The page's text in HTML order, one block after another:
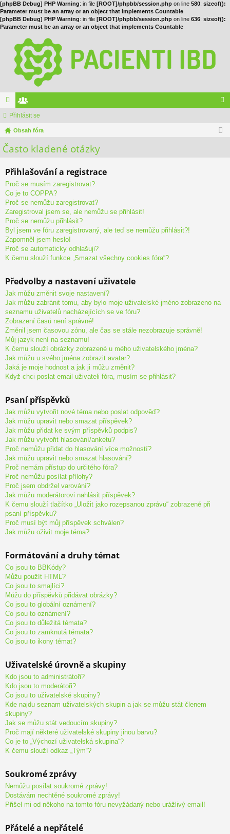
[phpBB Debug] PHP Warning: in file [ROOT]/phpbb/session.php on line 580: sizeof():
Parameter must be an array or an object that implements Countable
[phpBB Debug] PHP Warning: in file [ROOT]/phpbb/session.php on line 636: sizeof():
Parameter must be an array or an object that implements Countable
ór
a
le
no
vé
lá
Přihlásit se
Obsah fóra
Často kladené otázky
Přihlašování a registrace
Proč se musím zaregistrovat?
Co je to COPPA?
Proč se nemůžu zaregistrovat?
Zaregistroval jsem se, ale nemůžu se přihlásit!
Proč se nemůžu přihlásit?
Byl jsem ve fóru zaregistrovaný, ale teď se nemůžu přihlásit?!
Zapomněl jsem heslo!
Proč se automaticky odhlašuji?
K čemu slouží funkce „Smazat všechny cookies fóra“?
Předvolby a nastavení uživatele
Jak můžu změnit svoje nastavení?
Jak můžu zabránit tomu, aby bylo moje uživatelské jméno zobrazeno na
seznamu uživatelů nacházejících se ve fóru?
Zobrazení časů není správné!
Změnil jsem časovou zónu, ale čas se stále nezobrazuje správně!
Můj jazyk není na seznamu!
K čemu slouží obrázky zobrazené u mého uživatelského jména?
Jak můžu u svého jména zobrazit avatar?
Jaká je moje hodnost a jak ji můžu změnit?
Když chci poslat email uživateli fóra, musím se přihlásit?
Psaní příspěvků
Jak můžu vytvořit nové téma nebo poslat odpověď?
Jak můžu upravit nebo smazat příspěvek?
Jak můžu přidat ke svým příspěvků podpis?
Jak můžu vytvořit hlasování/anketu?
Proč nemůžu přidat do hlasování více možností?
Jak můžu upravit nebo smazat hlasování?
Proč nemám přístup do určitého fóra?
Proč nemůžu posílat přílohy?
Proč jsem obdržel varování?
Jak můžu moderátorovi nahlásit příspěvek?
K čemu slouží tlačítko „Uložit jako rozepsanou zprávu“ zobrazené při
psaní příspěvku?
Proč musí být můj příspěvek schválen?
Jak můžu oživit moje téma?
Formátování a druhy témat
Co jsou to BBKódy?
Můžu použít HTML?
Co jsou to smajlíci?
Můžu do příspěvků přidávat obrázky?
Co jsou to globální oznámení?
Co jsou to oznámení?
Co jsou to důležitá témata?
Co jsou to zamknutá témata?
Co jsou to ikony témat?
Uživatelské úrovně a skupiny
Kdo jsou to administrátoři?
Kdo jsou to moderátoři?
Co jsou to uživatelské skupiny?
Kde najdu seznam uživatelských skupin a jak se můžu stát členem
skupiny?
Jak se můžu stát vedoucím skupiny?
Proč mají některé uživatelské skupiny jinou barvu?
Co je to „Výchozí uživatelská skupina“?
K čemu slouží odkaz „Tým“?
Soukromé zprávy
Nemůžu posílat soukromé zprávy!
Dostávám nechtěné soukromé zprávy!
Přišel mi od někoho na tomto fóru nevyžádaný nebo urážlivý email!
Přátelé a nepřátelé